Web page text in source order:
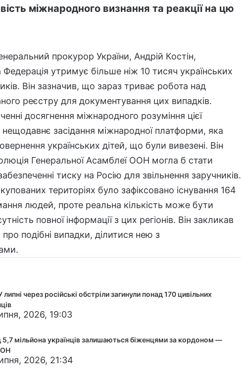
міжнародного визнання та реакції на цю
прокурор України, Андрій Костін,
утримує більше ніж 10 тисяч українських
Він зазначив, що зараз триває робота над
реєстру для документування цих випадків.
досягнення міжнародного розуміння цієї
засідання міжнародної платформи, яка
українських дітей, що були вивезені. Він
Генеральної Асамблеї ООН могла б стати
тиску на Росію для звільнення заручників.
територіях було зафіксовано існування 164
людей, проте реальна кількість може бути
повної інформації з цих регіонів. Він закликав
подібні випадки, ділитися нею з
через російські обстріли загинули понад 170 цивільних
2026, 19:03
мільйона українців залишаються біженцями за кордоном —
2026, 21:34